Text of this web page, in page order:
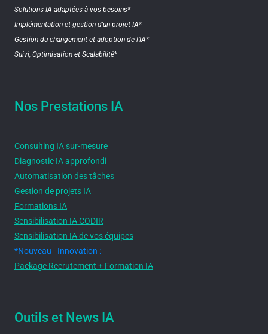
Solutions IA adaptées à vos besoins*
Implémentation et gestion d'un projet IA*
Gestion du changement et adoption de l’IA*
Suivi, Optimisation et Scalabilité*
Nos Prestations IA
Consulting IA sur-mesure
Diagnostic IA approfondi
Automatisation des tâches
Gestion de projets IA
Formations IA
Sensibilisation IA CODIR
Sensibilisation IA de vos équipes
*Nouveau - Innovation :
Package Recrutement + Formation IA
Outils et News IA